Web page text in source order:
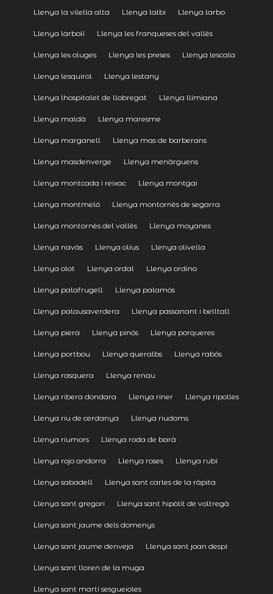
Llenya la vilella alta Llenya lalbi Llenya larbo
Llenya larbolí Llenya les franqueses del vallès
Llenya les oluges Llenya les preses Llenya lescala
Llenya lesquirol Llenya lestany
Llenya lhospitalet de llobregat Llenya llimiana
Llenya maldà Llenya maresme
Llenya marganell Llenya mas de barberans
Llenya masdenverge Llenya menàrguens
Llenya montcada i reixac Llenya montgai
Llenya montmeló Llenya montornès de segarra
Llenya montornès del vallès Llenya moyanes
Llenya navàs Llenya olius Llenya olivella
Llenya olot Llenya ordal Llenya ordino
Llenya palafrugell Llenya palamós
Llenya palausaverdera Llenya passanant i belltall
Llenya piera Llenya pinós Llenya porqueres
Llenya portbou Llenya queralbs Llenya rabós
Llenya rasquera Llenya renau
Llenya ribera dondara Llenya riner Llenya ripolles
Llenya riu de cerdanya Llenya riudoms
Llenya riumors Llenya roda de barà
Llenya rojo andorra Llenya roses Llenya rubí
Llenya sabadell Llenya sant carles de la ràpita
Llenya sant gregori Llenya sant hipòlit de voltregà
Llenya sant jaume dels domenys
Llenya sant jaume denveja Llenya sant joan despí
Llenya sant lloren de la muga
Llenya sant martí sesgueioles